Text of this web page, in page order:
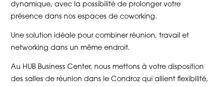
dynamique, avec la possibilité de prolonger votre
présence dans nos espaces de coworking.
Une solution idéale pour combiner réunion, travail et
networking dans un même endroit.
Au HUB Business Center, nous mettons à votre disposition
des salles de réunion dans le Condroz qui allient flexibilité,